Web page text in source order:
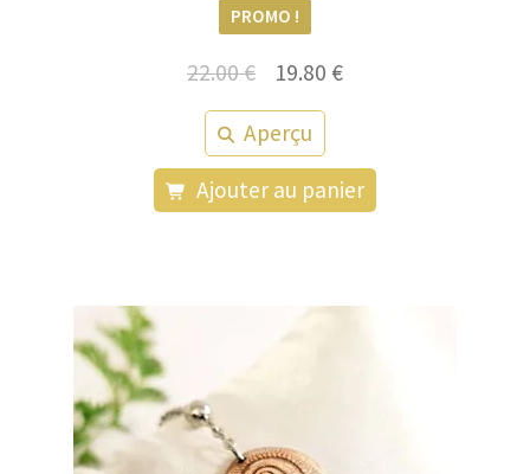
PROMO !
22.00€
Le
prix
initial
était :
22.00 €.
19.80 €Le
est :
19.80 €.
Aperçu
Ajouter au panier